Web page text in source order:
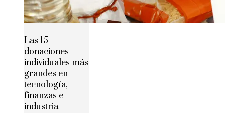
Las 15
donaciones
individuales más
grandes en
tecnología,
finanzas e
industria